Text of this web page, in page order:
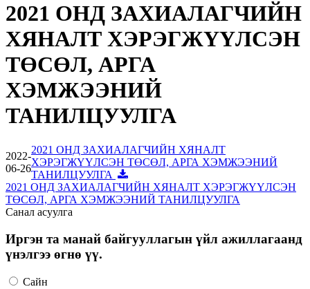
2021 ОНД ЗАХИАЛАГЧИЙН
ХЯНАЛТ ХЭРЭГЖҮҮЛСЭН
ТӨСӨЛ, АРГА
ХЭМЖЭЭНИЙ
ТАНИЛЦУУЛГА
2022-
06-26
2021 ОНД ЗАХИАЛАГЧИЙН ХЯНАЛТ
ХЭРЭГЖҮҮЛСЭН ТӨСӨЛ, АРГА ХЭМЖЭЭНИЙ
ТАНИЛЦУУЛГА
2021 ОНД ЗАХИАЛАГЧИЙН ХЯНАЛТ ХЭРЭГЖҮҮЛСЭН
ТӨСӨЛ, АРГА ХЭМЖЭЭНИЙ ТАНИЛЦУУЛГА
Санал асуулга
Иргэн та манай байгууллагын үйл ажиллагаанд
үнэлгээ өгнө үү.
Сайн